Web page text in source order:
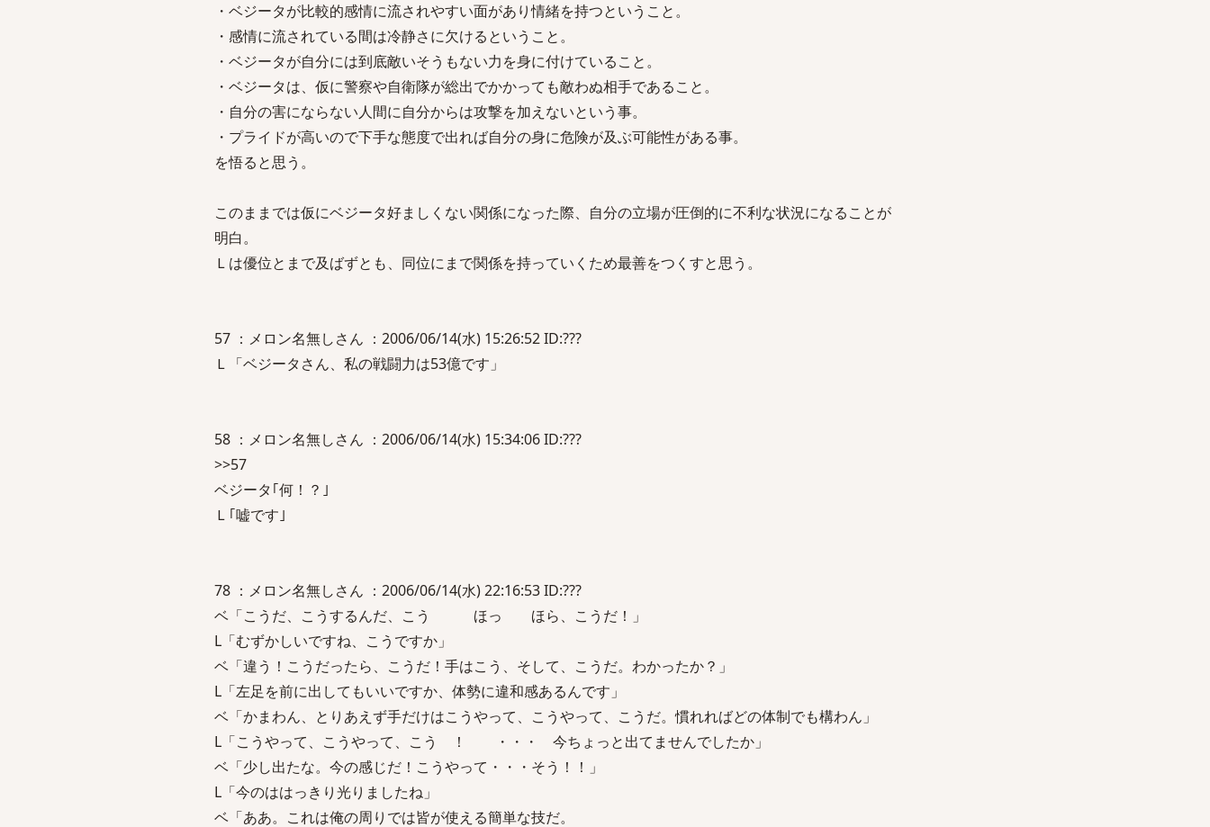
・ベジータが比較的感情に流されやすい面があり情緒を持つということ。
・感情に流されている間は冷静さに欠けるということ。
・ベジータが自分には到底敵いそうもない力を身に付けていること。
・ベジータは、仮に警察や自衛隊が総出でかかっても敵わぬ相手であること。
・自分の害にならない人間に自分からは攻撃を加えないという事。
・プライドが高いので下手な態度で出れば自分の身に危険が及ぶ可能性がある事。
を悟ると思う。
このままでは仮にベジータ好ましくない関係になった際、自分の立場が圧倒的に不利な状況になることが
明白。
Ｌは優位とまで及ばずとも、同位にまで関係を持っていくため最善をつくすと思う。
57 ：メロン名無しさん ：2006/06/14(水) 15:26:52 ID:???
Ｌ「ベジータさん、私の戦闘力は53億です」
58 ：メロン名無しさん ：2006/06/14(水) 15:34:06 ID:???
>>57
ベジータ｢何！？｣
Ｌ｢嘘です｣
78 ：メロン名無しさん ：2006/06/14(水) 22:16:53 ID:???
ベ「こうだ、こうするんだ、こう ほっ ほら、こうだ！」
L「むずかしいですね、こうですか」
ベ「違う！こうだったら、こうだ！手はこう、そして、こうだ。わかったか？」
L「左足を前に出してもいいですか、体勢に違和感あるんです」
ベ「かまわん、とりあえず手だけはこうやって、こうやって、こうだ。慣れればどの体制でも構わん」
L「こうやって、こうやって、こう ！ ・・・ 今ちょっと出てませんでしたか」
ベ「少し出たな。今の感じだ！こうやって・・・そう！！」
L「今のははっきり光りましたね」
ベ「ああ。これは俺の周りでは皆が使える簡単な技だ。